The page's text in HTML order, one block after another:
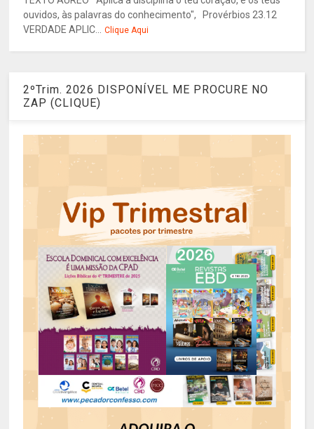
ouvidos, às palavras do conhecimento", Provérbios 23.12
VERDADE APLIC... Clique Aqui
2ºTrim. 2026 DISPONÍVEL ME PROCURE NO
ZAP (CLIQUE)